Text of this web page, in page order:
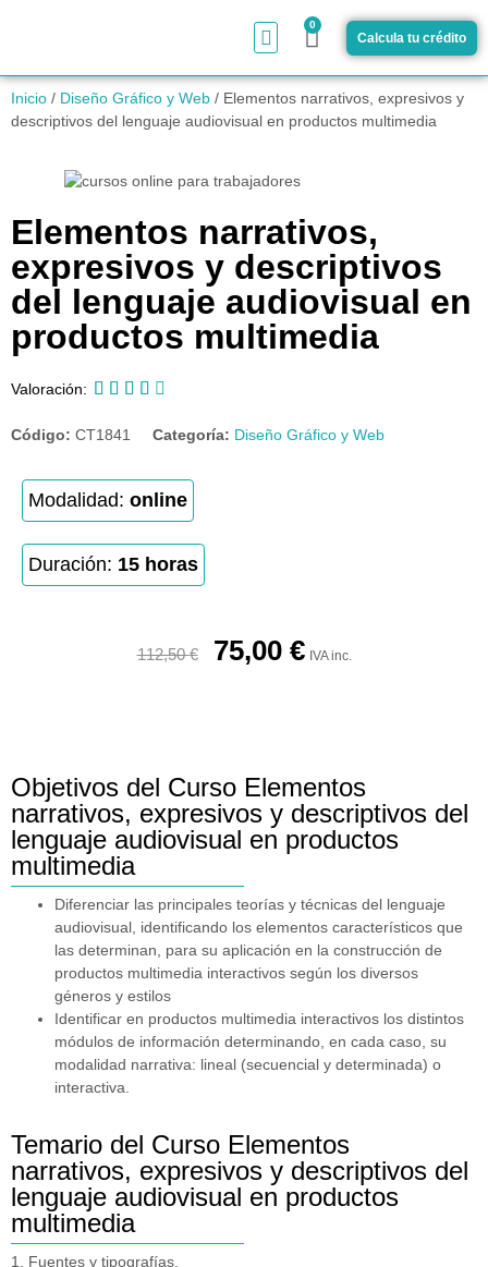
0
Calcula tu crédito
Inicio / Diseño Gráfico y Web / Elementos narrativos, expresivos y
descriptivos del lenguaje audiovisual en productos multimedia
Elementos narrativos,
expresivos y descriptivos
del lenguaje audiovisual en
productos multimedia
Valoración:     
Código: CT1841 Categoría: Diseño Gráfico y Web
Modalidad: online
Duración: 15 horas
112,50€ 75,00 € IVA inc.
Objetivos del Curso Elementos
narrativos, expresivos y descriptivos del
lenguaje audiovisual en productos
multimedia
Diferenciar las principales teorías y técnicas del lenguaje
audiovisual, identificando los elementos característicos que
las determinan, para su aplicación en la construcción de
productos multimedia interactivos según los diversos
géneros y estilos
Identificar en productos multimedia interactivos los distintos
módulos de información determinando, en cada caso, su
modalidad narrativa: lineal (secuencial y determinada) o
interactiva.
Temario del Curso Elementos
narrativos, expresivos y descriptivos del
lenguaje audiovisual en productos
multimedia
1. Fuentes y tipografías.